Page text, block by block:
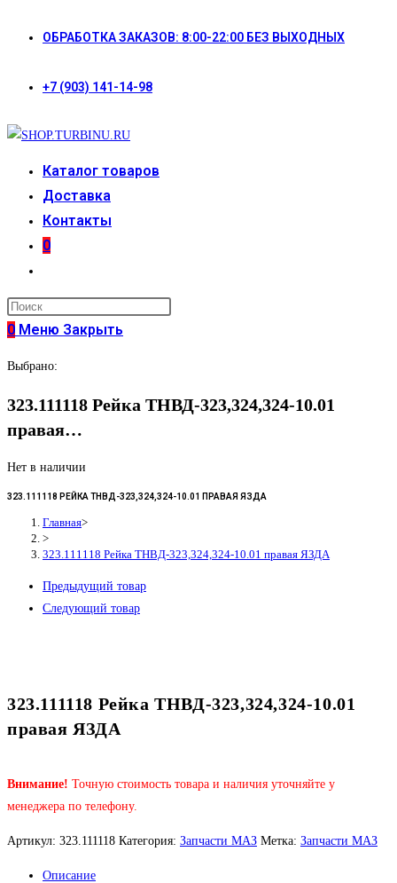
ОБРАБОТКА ЗАКАЗОВ: 8:00-22:00 БЕЗ ВЫХОДНЫХ
+7 (903) 141-14-98
Каталог товаров
Доставка
Контакты
0
поиск
по
сайту
0 Меню Закрыть
Выбрано:
323.111118 Рейка ТНВД-323,324,324-10.01
правая…
Нет в наличии
323.111118 РЕЙКА ТНВД-323,324,324-10.01 ПРАВАЯ ЯЗДА
Главная>
>
323.111118 Рейка ТНВД-323,324,324-10.01 правая ЯЗДА
Предыдущий товар
Следующий товар
323.111118 Рейка ТНВД-323,324,324-10.01
правая ЯЗДА
Внимание! Точную стоимость товара и наличия уточняйте у
менеджера по телефону.
Артикул: 323.111118 Категория: Запчасти МАЗ Метка: Запчасти МАЗ
Описание